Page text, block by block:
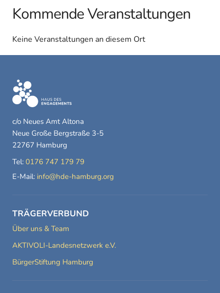
Kommende Veranstaltungen
Keine Veranstaltungen an diesem Ort
c/o Neues Amt Altona
Neue Große Bergstraße 3-5
22767 Hamburg
Tel: 0176 747 179 79
E-Mail: info@hde-hamburg.org
TRÄGERVERBUND
Über uns & Team
AKTIVOLI-Landesnetzwerk e.V.
BürgerStiftung Hamburg